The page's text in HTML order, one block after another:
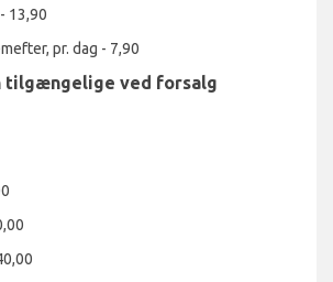
13,90
pr. dag - 7,90
tilgængelige ved forsalg